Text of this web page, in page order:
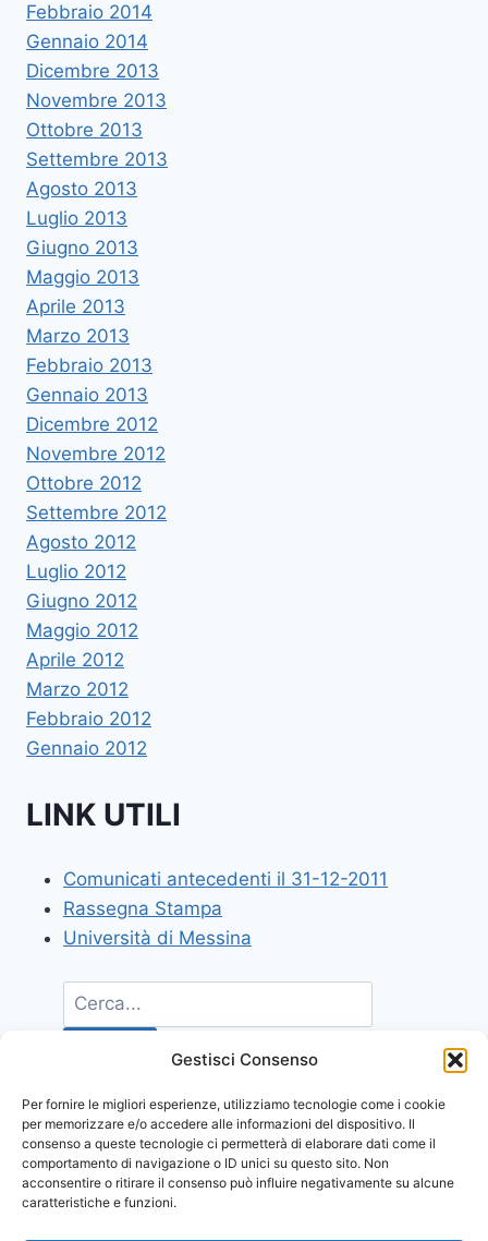
Gestisci Consenso
Per fornire le migliori esperienze, utilizziamo tecnologie come i cookie
per memorizzare e/o accedere alle informazioni del dispositivo. Il
consenso a queste tecnologie ci permetterà di elaborare dati come il
comportamento di navigazione o ID unici su questo sito. Non
acconsentire o ritirare il consenso può influire negativamente su alcune
caratteristiche e funzioni.
Febbraio 2014
Gennaio 2014
Dicembre 2013
Novembre 2013
Ottobre 2013
Settembre 2013
Agosto 2013
Luglio 2013
Giugno 2013
Maggio 2013
Aprile 2013
Marzo 2013
Febbraio 2013
Gennaio 2013
Dicembre 2012
Novembre 2012
Ottobre 2012
Settembre 2012
Agosto 2012
Luglio 2012
Giugno 2012
Maggio 2012
Aprile 2012
Marzo 2012
Febbraio 2012
Gennaio 2012
LINK UTILI
Comunicati antecedenti il 31-12-2011
Rassegna Stampa
Università di Messina